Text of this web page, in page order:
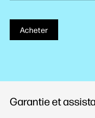
Acheter
Garantie et